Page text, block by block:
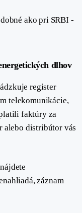
ako pri SRBI -
dlhov
register
telekomunikácie,
faktúry za
alebo distribútor vás
záznam